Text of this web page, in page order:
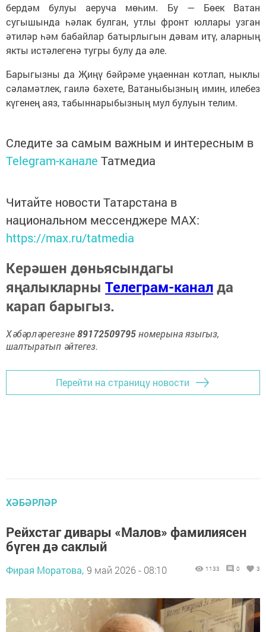
бердәм булуы аеруча мөһим. Бу — Бөек Ватан
сугышында һәлак булган, утлы фронт юллары узган
әтиләр һәм бабайлар батырлыгын дәвам итү, аларның
якты истәлегенә тугры булу да әле.
Барыгызны да Җиңү бәйрәме уңаеннан котлап, ныклы
сәламәтлек, гаилә бәхете, Ватаныбызның имин, илебез
күгенең аяз, табыннарыбызның мул булуын телим.
Следите за самым важным и интересным в
Telegram-канале Татмедиа
Читайте новости Татарстана в
национальном мессенджере MАХ:
https://max.ru/tatmedia
Керәшен дөньясындагы
яңалыкларны Телеграм-каналда
карап барыгыз.
Хәбәрләрегезне89172509795номерына языгыз,
шалтыратып әйтегез.
Перейти на страницу новости
ХӘБӘРЛӘР
Рейхстаг дивары «Малов» фамилиясен
бүген дә саклый
Фирая Моратова, 9 май 2026 - 08:10 1133 0 3